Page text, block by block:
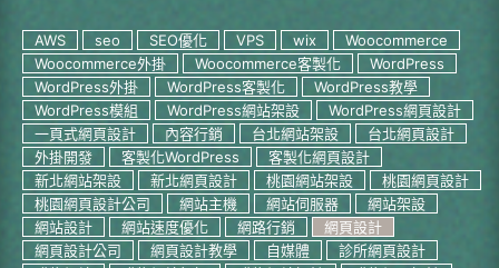
AWS seo SEO優化 VPS wix
Woocommerce
Woocommerce外掛
Woocommerce客製化
WordPress
WordPress外掛
WordPress客製化
WordPress教學
WordPress模組
WordPress網站架設
WordPress網頁設計
一頁式網頁設計
內容行銷 台北網站架設
台北網頁設計
外掛開發
客製化WordPress
客製化網頁設計
新北網站架設
新北網頁設計 桃園網站架設
桃園網頁設計
桃園網頁設計公司
網站主機 網站伺服器
網站架設
網站設計
網站速度優化 網路行銷
網頁設計
網頁設計公司
網頁設計教學 自媒體
診所網頁設計